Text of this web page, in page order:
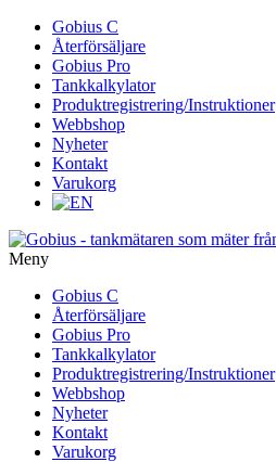
vidare
innehåll
Gobius C
Återförsäljare
Gobius Pro
Tankkalkylator
Produktregistrering/Instruktioner
Webbshop
Nyheter
Kontakt
Varukorg
Meny
vidare
innehåll
Gobius C
Återförsäljare
Gobius Pro
Tankkalkylator
Produktregistrering/Instruktioner
Webbshop
Nyheter
Kontakt
Varukorg